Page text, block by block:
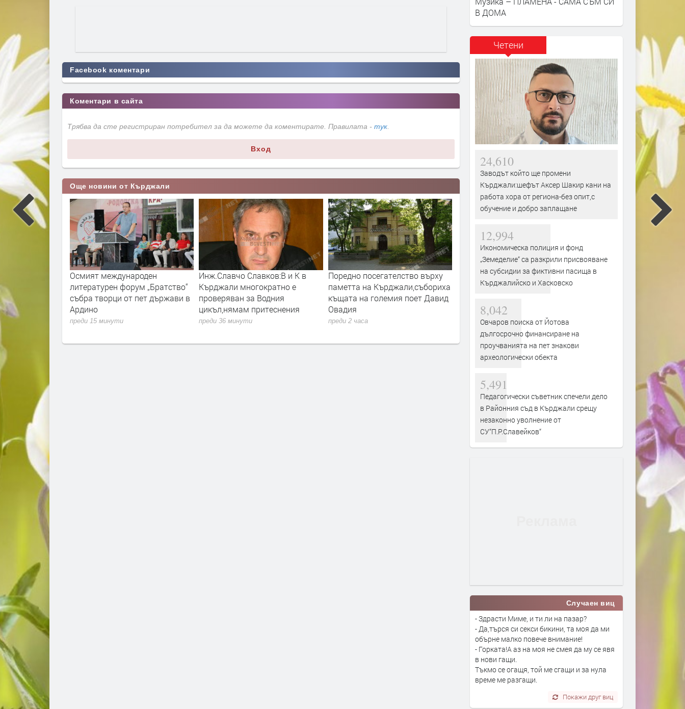
Facebook коментари
Коментари в сайта
Трябва да сте регистриран потребител за да можете да коментирате. Правилата - тук.
Вход
Още новини от Кърджали
не попречи за
лехи в
се
Осмият международен
литературен форум „Братство“
събра творци от пет държави в
Ардино
преди 15 минути
Инж.Славчо Славков:В и К в
Кърджали многократно е
проверяван за Водния
цикъл,нямам притеснения
преди 36 минути
Поредно посегателство върху
паметта на Кърджали,събориха
къщата на големия поет Давид
Овадия
преди 2 часа
АРДА привлече Станислав
Иванов
60 кърджалийци
В ДОМА
Четени
24,610
Заводът който ще промени
Кърджали:шефът Аксер Шакир кани на
работа хора от региона-без опит,с
обучение и добро заплащане
12,994
Икономическа полиция и фонд
„Земеделие“ са разкрили присвояване
на субсидии за фиктивни пасища в
Кърджалийско и Хасковско
8,042
Овчаров поиска от Йотова
дългосрочно финансиране на
проучванията на пет знакови
археологически обекта
5,491
Педагогически съветник спечели дело
в Районния съд в Кърджали срещу
незаконно уволнение от
СУ“П.Р.Славейков“
Случаен виц
- Здрасти Миме, и ти ли на пазар?
- Да,търся си секси бикини, та моя да ми
обърне малко повече внимание!
- Горката!А аз на моя не смея да му се явя
в нови гащи.
Тъкмо се огащя, той ме сгащи и за нула
време ме разгащи.
Покажи друг виц